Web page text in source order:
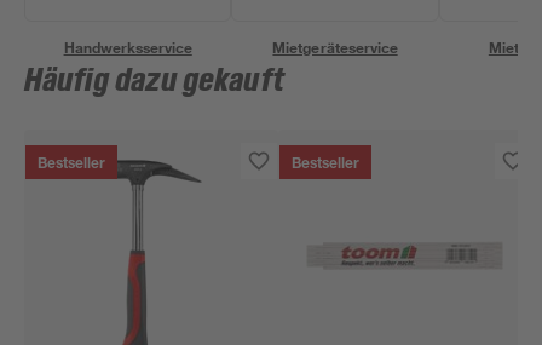
Handwerksservice Mietgeräteservice
Häufig dazu gekauft
Bestseller Bestseller